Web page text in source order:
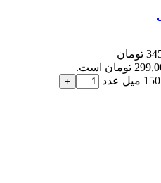
قیمت اصلی 345,000 تومان